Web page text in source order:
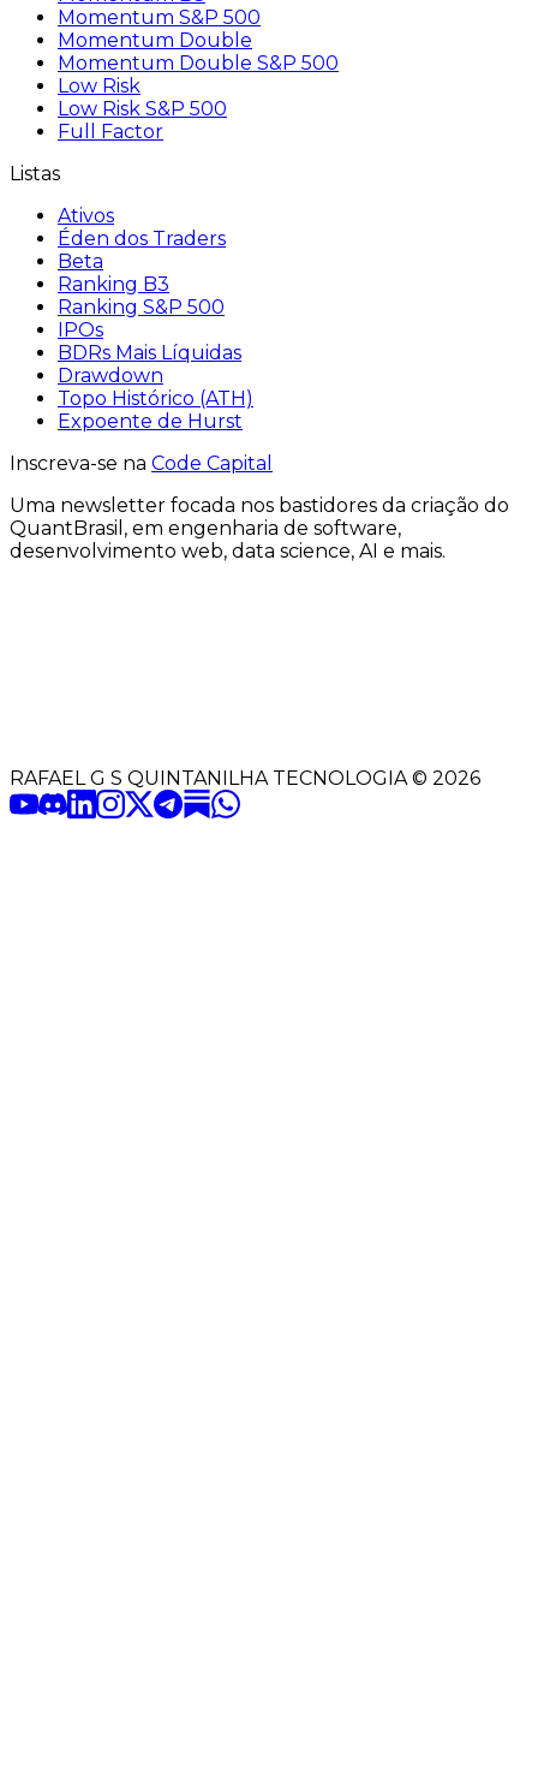
Momentum S&P 500
Momentum Double
Momentum Double S&P 500
Low Risk
Low Risk S&P 500
Full Factor
Listas
Ativos
Éden dos Traders
Beta
Ranking B3
Ranking S&P 500
IPOs
BDRs Mais Líquidas
Drawdown
Topo Histórico (ATH)
Expoente de Hurst
Inscreva-se na Code Capital
Uma newsletter focada nos bastidores da criação do
QuantBrasil , em engenharia de software,
desenvolvimento web, data science, AI e mais.
RAFAEL G S QUINTANILHA TECNOLOGIA© 2026